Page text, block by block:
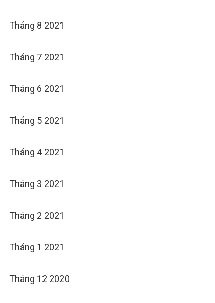
Tháng 8 2021
Tháng 7 2021
Tháng 6 2021
Tháng 5 2021
Tháng 4 2021
Tháng 3 2021
Tháng 2 2021
Tháng 1 2021
Tháng 12 2020